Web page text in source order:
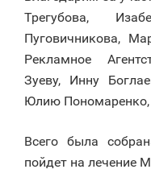
Трегубова,
Пуговичникова,
Рекламное
Зуеву, Инну
Юлию Пономаренко,
Всего была
пойдет на лечение